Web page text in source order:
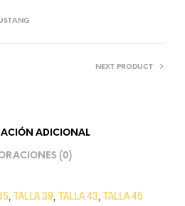
NEXT PRODUCT
ADICIONAL
(0)
TALLA 39 TALLA 43 TALLA 45